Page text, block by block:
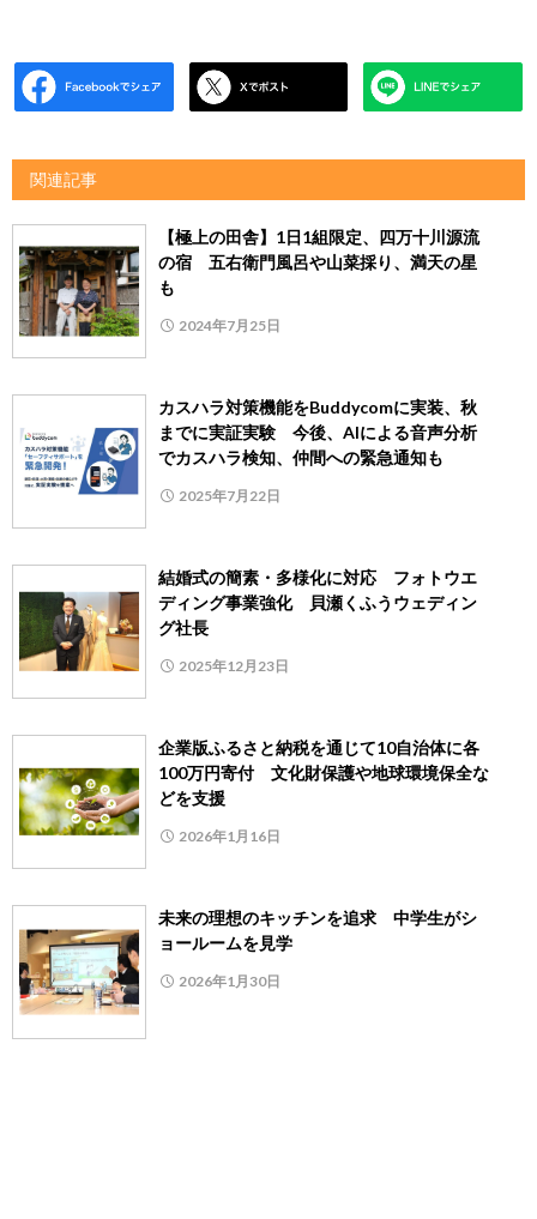
関連記事
【極上の田舎】1日1組限定、四万十川源流
の宿 五右衛門風呂や山菜採り、満天の星
も
2024年7月25日
カスハラ対策機能をBuddycomに実装、秋
までに実証実験 今後、AIによる音声分析
でカスハラ検知、仲間への緊急通知も
2025年7月22日
結婚式の簡素・多様化に対応 フォトウエ
ディング事業強化 貝瀬くふうウェディン
グ社長
2025年12月23日
企業版ふるさと納税を通じて10自治体に各
100万円寄付 文化財保護や地球環境保全な
どを支援
2026年1月16日
未来の理想のキッチンを追求 中学生がシ
ョールームを見学
2026年1月30日